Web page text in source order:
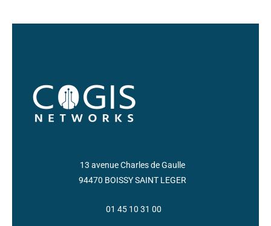
13 avenue Charles de Gaulle
94470 BOISSY SAINT LEGER
01 45 10 31 00